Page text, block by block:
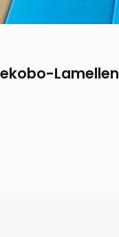
Lamellen